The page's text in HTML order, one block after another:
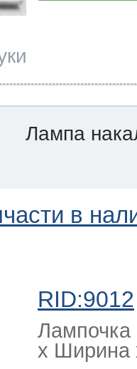
Лампа
в
RID:9012
Лампочка
х Ширина